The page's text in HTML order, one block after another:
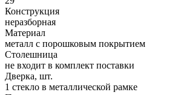
Конструкция
неразборная
Материал
металл с порошковым покрытием
Столешница
не входит в комплект поставки
Дверка, шт.
1 стекло в металлической рамке